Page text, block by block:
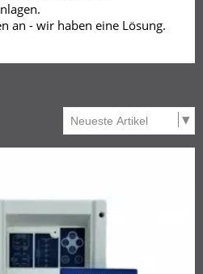
an - wir haben eine Lösung.